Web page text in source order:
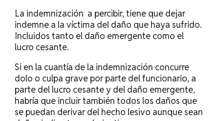
La indemnización a percibir, tiene que dejar
indemne a la víctima del daño que haya sufrido.
Incluidos tanto el daño emergente como el
lucro cesante.
Si en la cuantía de la indemnización concurre
dolo o culpa grave por parte del funcionario, a
parte del lucro cesante y del daño emergente,
habría que incluir también todos los daños que
se puedan derivar del hecho lesivo aunque sean